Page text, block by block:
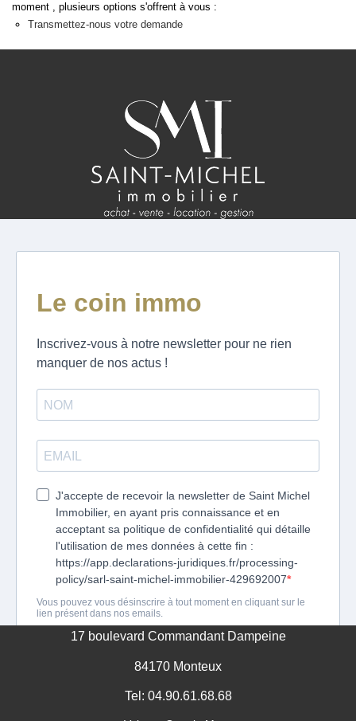
ESTIMATION
NOS AVIS CLIENTS CERTIFIÉS
EXTRANET LOCATAIRES /
PROPRIÉTAIRES BAILLEURS
GESTION DES COOKIES
MENTIONS LÉGALES
moment , plusieurs options s'offrent à vous :
Transmettez-nous votre demande
17 boulevard Commandant Dampeine
84170 Monteux
Tel: 04.90.61.68.68